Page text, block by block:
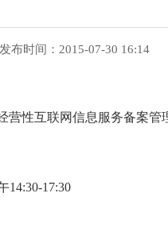
发布时间：2015-07-30 16:14
性互联网信息服务备案管
14:30-17:30